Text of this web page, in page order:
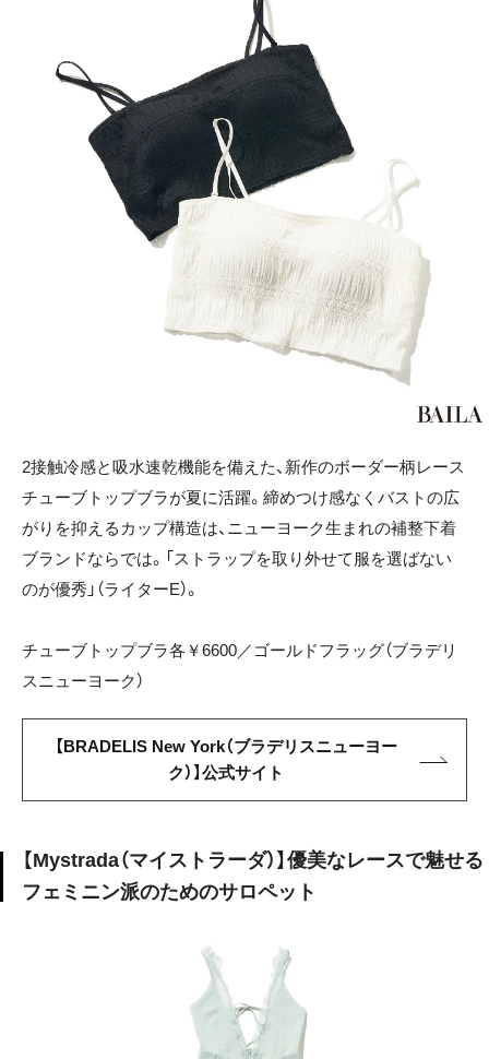
2接触冷感と吸水速乾機能を備えた、新作のボーダー柄レース
チューブトップブラが夏に活躍。締めつけ感なくバストの広
がりを抑えるカップ構造は、ニューヨーク生まれの補整下着
ブランドならでは。「ストラップを取り外せて服を選ばない
のが優秀」（ライターE）。
チューブトップブラ各￥6600／ゴールドフラッグ（ブラデリ
スニューヨーク）
【BRADELIS New York（ブラデリスニューヨー
ク）】公式サイト
【Mystrada（マイストラーダ）】優美なレースで魅せる
フェミニン派のためのサロペット